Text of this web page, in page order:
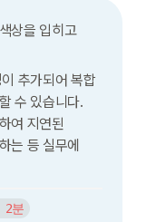
상을 입히고
추가되어 복합
수 있습니다.
여 지연된
는 등 실무에
2분